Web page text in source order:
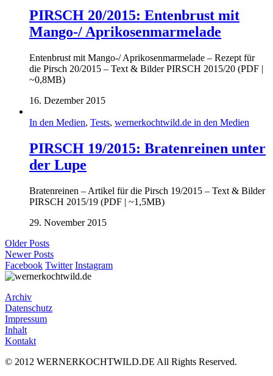
PIRSCH 20/2015: Entenbrust mit
Mango-/ Aprikosenmarmelade
Entenbrust mit Mango-/ Aprikosenmarmelade – Rezept für
die Pirsch 20/2015 – Text & Bilder PIRSCH 2015/20 (PDF |
~0,8MB)
16. Dezember 2015
In den Medien, Tests, wernerkochtwild.de in den Medien
PIRSCH 19/2015: Bratenreinen unter
der Lupe
Bratenreinen – Artikel für die Pirsch 19/2015 – Text & Bilder
PIRSCH 2015/19 (PDF | ~1,5MB)
29. November 2015
Older Posts
Newer Posts
Facebook Twitter Instagram
Archiv
Datenschutz
Impressum
Inhalt
Kontakt
© 2012 WERNERKOCHTWILD.DE All Rights Reserved.